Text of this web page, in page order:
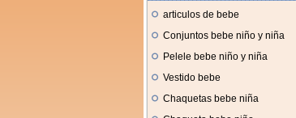
articulos de bebe
Conjuntos bebe niño y niña
Pelele bebe niño y niña
Vestido bebe
Chaquetas bebe niña